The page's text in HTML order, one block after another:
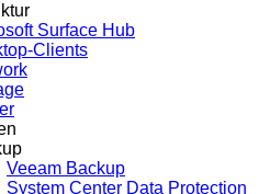
Surface Hub
Clients
Veeam Backup
System Center Data Protection